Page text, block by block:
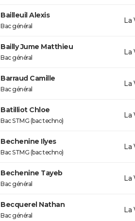
Bailleuil Alexis
Bac général
La
Bailly Jume Matthieu
Bac général
La
Barraud Camille
Bac général
La
Batilliot Chloe
Bac STMG (bac techno)
La
Bechenine Ilyes
Bac STMG (bac techno)
La
Bechenine Tayeb
Bac général
La
Becquerel Nathan
Bac général
La